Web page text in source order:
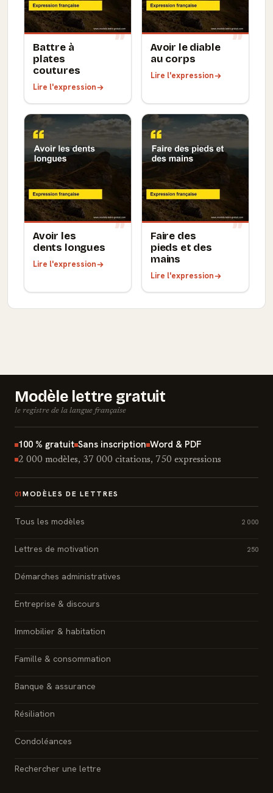
Battre à
plates
coutures
Lire l'expression
Avoir le diable
au corps
Lire l'expression
Avoir les
dents longues
Lire l'expression
Faire des
pieds et des
mains
Lire l'expression
Modèle lettre gratuit
le registre de la langue française
100 % gratuit Sans inscription Word & PDF
2 000 modèles, 37 000 citations, 750 expressions
01 MODÈLES DE LETTRES
Tous les modèles 2 000
Lettres de motivation 250
Démarches administratives
Entreprise & discours
Immobilier & habitation
Famille & consommation
Banque & assurance
Résiliation
Condoléances
Rechercher une lettre